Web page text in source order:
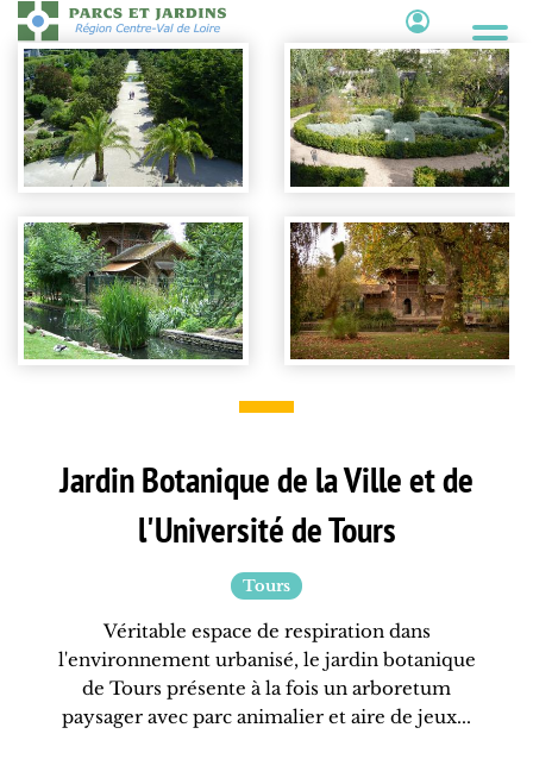
Aller
au
contenu
principal
Contenu
Jardin Botanique de la Ville et de
l'Université de Tours
Tours
Véritable espace de respiration dans
l'environnement urbanisé, le jardin botanique
de Tours présente à la fois un arboretum
paysager avec parc animalier et aire de jeux...